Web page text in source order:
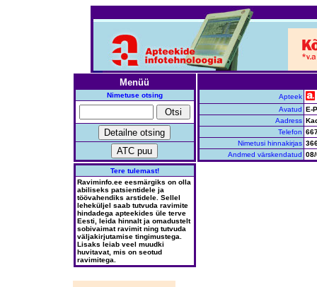
Menüü
Nimetuse otsing
Tere tulemast!
Raviminfo.ee eesmärgiks on olla
abiliseks patsientidele ja
töövahendiks arstidele. Sellel
leheküljel saab tutvuda ravimite
hindadega apteekides üle terve
Eesti, leida hinnalt ja omadustelt
sobivaimat ravimit ning tutvuda
väljakirjutamise tingimustega.
Lisaks leiab veel muudki
huvitavat, mis on seotud
ravimitega.
Apteek
Avatud E-
Aadress
Telefon
Nimetusi hinnakirjas
Andmed värskendatud